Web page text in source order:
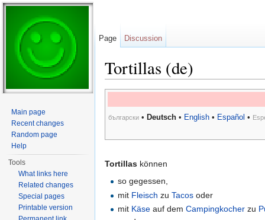
Tortillas (de)
български • Deutsch • English • Español •
Tortillas können
so gegessen,
mit Fleisch zuTacos oder
mit Käse auf demCampingkocher zu
Page Discussion
Main page
Recent changes
Random page
Help
Tools
What links here
Related changes
Special pages
Printable version